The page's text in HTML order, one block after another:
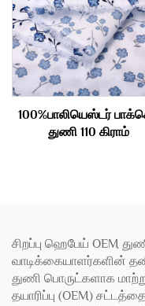
100%பாலியெஸ்டர்
துணி 110 கிராம்
சிறப்பு ஹெபேய் OEM
வாடிக்கையாளர்களின்
துணி பொருட்களாக
தயாரிப்பு (OEM)